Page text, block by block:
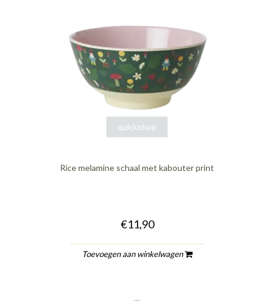
quickshop
Rice melamine schaal met kabouter print
€11,90
Toevoegen aan winkelwagen